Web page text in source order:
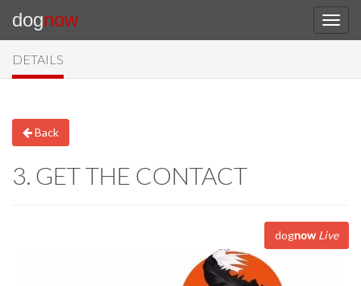
dognow
DETAILS
Back
3. GET THE CONTACT
dognow Live